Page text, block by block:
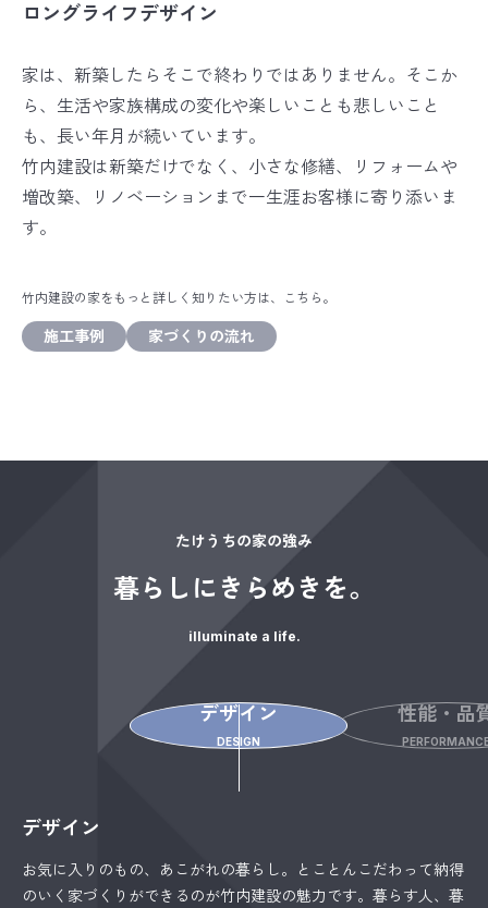
ロングライフデザイン
家は、新築したらそこで終わりではありません。 そこか
ら、生活や家族構成の変化や楽しいことも悲しいこと
も、 長い年月が続いています。
竹内建設は新築だけでなく、 小さな修繕、リフォームや
増改築、リノベーションまで一生涯お客様に寄り添いま
す。
竹内建設の家をもっと詳しく知りたい方は、こちら。
施工事例 家づくりの流れ
たけうちの家の強み
暮らしにきらめきを。
illuminate a life.
デザイン
DESIGN
性能・品
デザイン
お気に入りのもの、あこがれの暮らし。とことんこだわって納得
のいく家づくりができるのが竹内建設の魅力です。暮らす人、暮